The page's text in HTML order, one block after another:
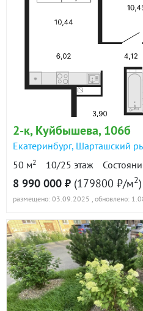
2-к, Куйбышева, 106б
Екатеринбург, Шарташский
50 м2 10/25 этаж
8 990 000 ₽ (179800 ₽/м2)
размещено: 03.09.2025 , обновлено: